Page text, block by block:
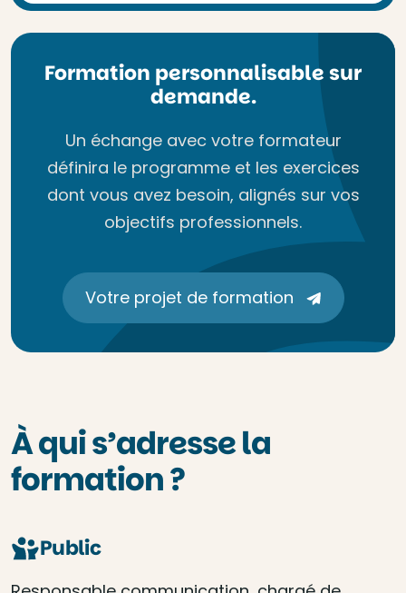
Formation personnalisable sur
demande.
Un échange avec votre formateur
définira le programme et les exercices
dont vous avez besoin, alignés sur vos
objectifs professionnels.
Votre projet de formation
À qui s’adresse la
formation ?
Public